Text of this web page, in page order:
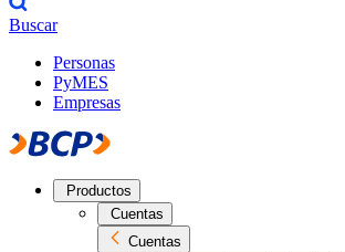
Buscar
Personas
PyMES
Empresas
Productos
Cuentas
Cuentas